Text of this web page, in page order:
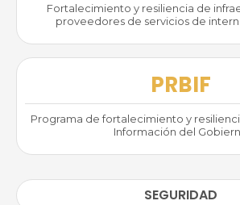
Fortalecimiento y resiliencia de
proveedores de servicios de
PRBIF
Programa de fortalecimiento y
Información del
SEGURIDAD